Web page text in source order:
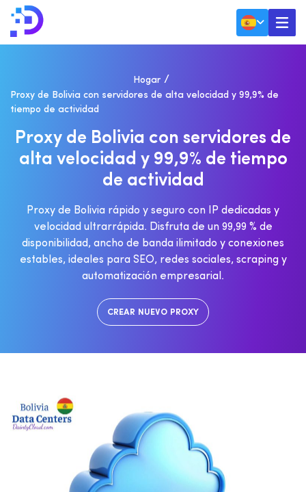
Hogar
Proxy de Bolivia con servidores de alta velocidad y 99,9% de
tiempo de actividad
PROXY DE BOLIVIA CON SERVIDORES DE
ALTA VELOCIDAD Y 99,9% DE TIEMPO
DE ACTIVIDAD
Proxy de Bolivia rápido y seguro con IP dedicadas y
velocidad ultrarrápida. Disfruta de un 99,99 % de
disponibilidad, ancho de banda ilimitado y conexiones
estables, ideales para SEO, redes sociales, scraping y
automatización empresarial.
CREAR NUEVO PROXY